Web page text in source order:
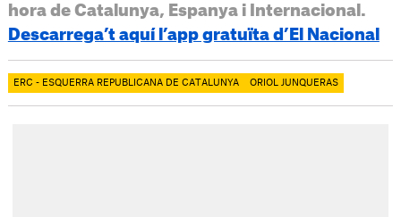
hora de Catalunya, Espanya i Internacional.
Descarrega’t aquí l’app gratuïta d’El Nacional
ERC - ESQUERRA REPUBLICANA DE CATALUNYA ORIOL JUNQUERAS